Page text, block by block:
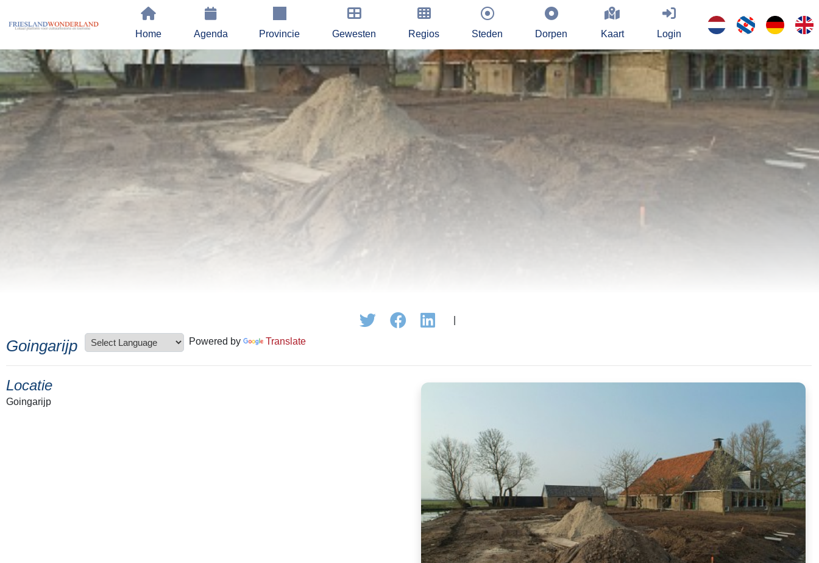
Home Agenda Provincie Gewesten Regios Steden Dorpen Kaart Login
Goingarijp Powered by Translate
Locatie
Goingarijp